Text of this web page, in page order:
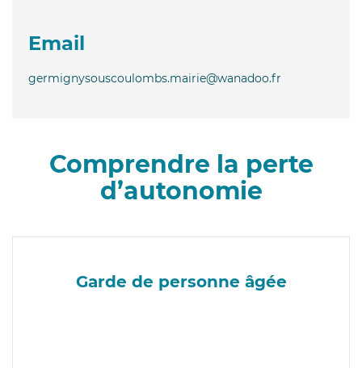
Email
germignysouscoulombs.mairie@wanadoo.fr
Comprendre la perte
d’autonomie
Garde de personne âgée